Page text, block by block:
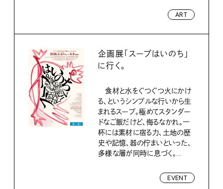
ART
企画展「スープはいのち」
に行く。
食材と水をぐつぐつ火にかけ
る、というシンプルな行いから生
まれるスープ。極めてスタンダー
ドなご飯だけど、侮るなかれ。一
杯には素材に宿る力、土地の歴
史や記憶、器の佇まいといった、
多様な層が同時に息づく。...
EVENT